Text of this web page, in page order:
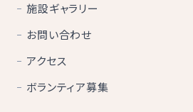
施設ギャラリー
お問い合わせ
アクセス
ボランティア募集